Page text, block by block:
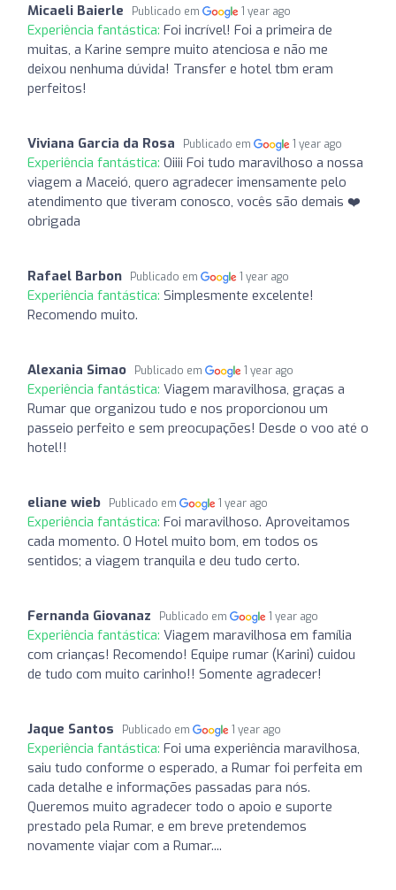
Micaeli Baierle Publicado em 1 year ago
Experiência fantástica: Foi incrível! Foi a primeira de
muitas, a Karine sempre muito atenciosa e não me
deixou nenhuma dúvida! Transfer e hotel tbm eram
perfeitos!
Viviana Garcia da Rosa Publicado em 1 year ago
Experiência fantástica: Oiiii Foi tudo maravilhoso a nossa
viagem a Maceió, quero agradecer imensamente pelo
atendimento que tiveram conosco, vocês são demais ❤️
obrigada
Rafael Barbon Publicado em 1 year ago
Experiência fantástica: Simplesmente excelente!
Recomendo muito.
Alexania Simao Publicado em 1 year ago
Experiência fantástica: Viagem maravilhosa, graças a
Rumar que organizou tudo e nos proporcionou um
passeio perfeito e sem preocupações! Desde o voo até o
hotel!!
eliane wieb Publicado em 1 year ago
Experiência fantástica: Foi maravilhoso. Aproveitamos
cada momento. O Hotel muito bom, em todos os
sentidos; a viagem tranquila e deu tudo certo.
Fernanda Giovanaz Publicado em 1 year ago
Experiência fantástica: Viagem maravilhosa em família
com crianças! Recomendo! Equipe rumar (Karini) cuidou
de tudo com muito carinho!! Somente agradecer!
Jaque Santos Publicado em 1 year ago
Experiência fantástica: Foi uma experiência maravilhosa,
saiu tudo conforme o esperado, a Rumar foi perfeita em
cada detalhe e informações passadas para nós.
Queremos muito agradecer todo o apoio e suporte
prestado pela Rumar, e em breve pretendemos
novamente viajar com a Rumar....